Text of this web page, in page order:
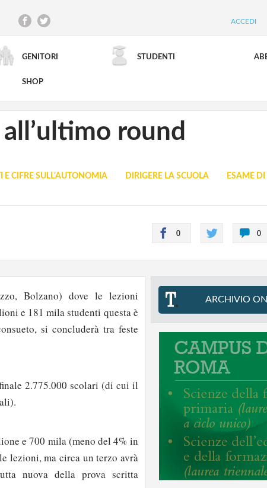
ACCEDI
GENITORI STUDENTI
SHOP
RICERCA AVANZATA
round
E CIFRE SULL'AUTONOMIA DIRIGERE LA SCUOLA
ESAME
0 0
Bolzano) dove le lezioni
e 181 mila studenti questa è
si concluderà tra feste
2.775.000 scolari (di cui il
e 700 mila (meno del 4% in
lezioni, ma circa un terzo avrà
nuova della prova scritta
ARCHIVIO